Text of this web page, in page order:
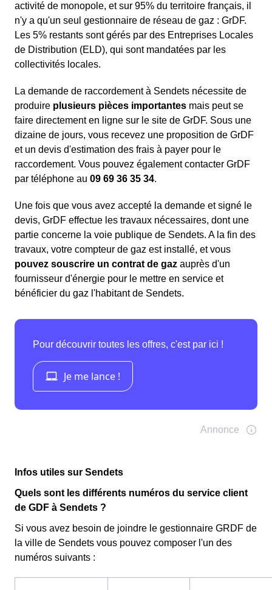
activité de monopole, et sur 95% du territoire français, il
n'y a qu'un seul gestionnaire de réseau de gaz : GrDF.
Les 5% restants sont gérés par des Entreprises Locales
de Distribution (ELD), qui sont mandatées par les
collectivités locales.
La demande de raccordement à Sendets nécessite de
produire plusieurs pièces importantes mais peut se
faire directement en ligne sur le site de GrDF. Sous une
dizaine de jours, vous recevez une proposition de GrDF
et un devis d'estimation des frais à payer pour le
raccordement. Vous pouvez également contacter GrDF
par téléphone au 09 69 36 35 34.
Une fois que vous avez accepté la demande et signé le
devis, GrDF effectue les travaux nécessaires, dont une
partie concerne la voie publique de Sendets. A la fin des
travaux, votre compteur de gaz est installé, et vous
pouvez souscrire un contrat de gaz auprès d'un
fournisseur d'énergie pour le mettre en service et
bénéficier du gaz l'habitant de Sendets.
Infos utiles sur Sendets
Quels sont les différents numéros du service client
de GDF à Sendets ?
Si vous avez besoin de joindre le gestionnaire GRDF de
la ville de Sendets vous pouvez composer l'un des
numéros suivants :